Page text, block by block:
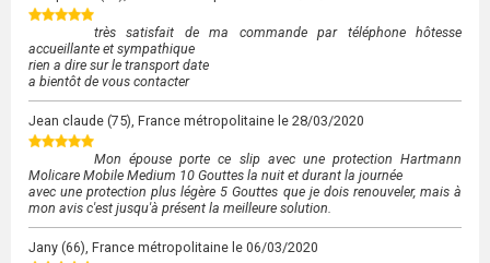
très satisfait de ma commande par téléphone hôtesse
accueillante et sympathique
rien a dire sur le transport date
a bientôt de vous contacter
Jean claude (75), France métropolitaine le 28/03/2020
Mon épouse porte ce slip avec une protection Hartmann
Molicare Mobile Medium 10 Gouttes la nuit et durant la journée
avec une protection plus légère 5 Gouttes que je dois renouveler, mais à
mon avis c'est jusqu'à présent la meilleure solution.
Jany (66), France métropolitaine le 06/03/2020